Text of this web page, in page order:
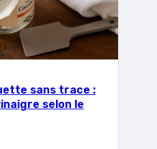
sans trace :
selon le